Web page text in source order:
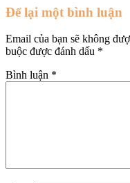
Để lại một bình luận
Email của bạn sẽ không
buộc được đánh dấu *
Bình luận *